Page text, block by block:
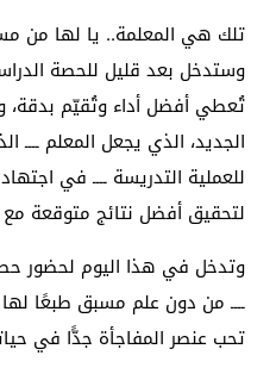
تلك هي المعلمة.. يا لها من
وستدخل بعد قليل للحصة
تُعطي أفضل أداء وتُقيّم
الجديد، الذي يجعل المعلم
للعملية التدريسة ــــ في
لتحقيق أفضل نتائج متوقعة
وتدخل في هذا اليوم لحضور
ــــ من دون علم مسبق طبعًا لها
تحب عنصر المفاجأة جدًّا في